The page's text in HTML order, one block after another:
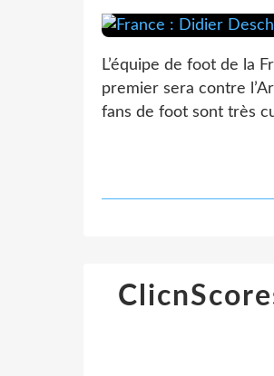
L’équipe de foot de la
premier sera contre
fans de foot sont très